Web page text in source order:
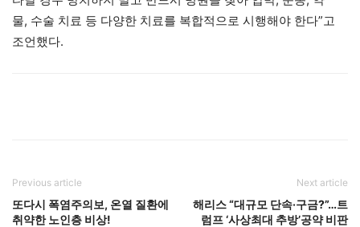
물, 수술 치료 등 다양한 치료를 복합적으로 시행해야 한다”고
조언했다.
Previous article
또다시 폭염주의보, 온열 질환에
취약한 노인층 비상!
Next article
해리스 “대규모 단속·구금?”…트
럼프 ‘사상최대 추방’공약 비판